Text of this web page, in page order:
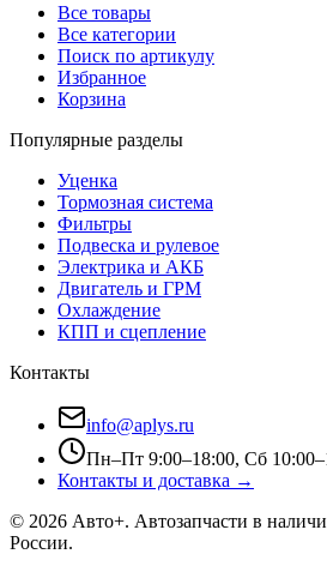
Все товары
Все категории
Поиск по артикулу
Избранное
Корзина
Популярные разделы
Уценка
Тормозная система
Фильтры
Подвеска и рулевое
Электрика и АКБ
Двигатель и ГРМ
Охлаждение
КПП и сцепление
Контакты
info@aplys.ru
Пн–Пт 9:00–18:00, Сб
Контакты и доставка →
© 2026 Авто+. Автозапчасти в
России.